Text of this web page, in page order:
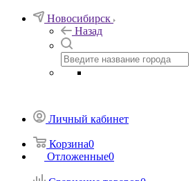
Новосибирск
Назад
Личный кабинет
Корзина0
Отложенные0